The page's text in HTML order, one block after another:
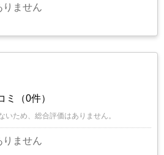
りません
ミ（0件）
ため、総合評価はありません。
りません